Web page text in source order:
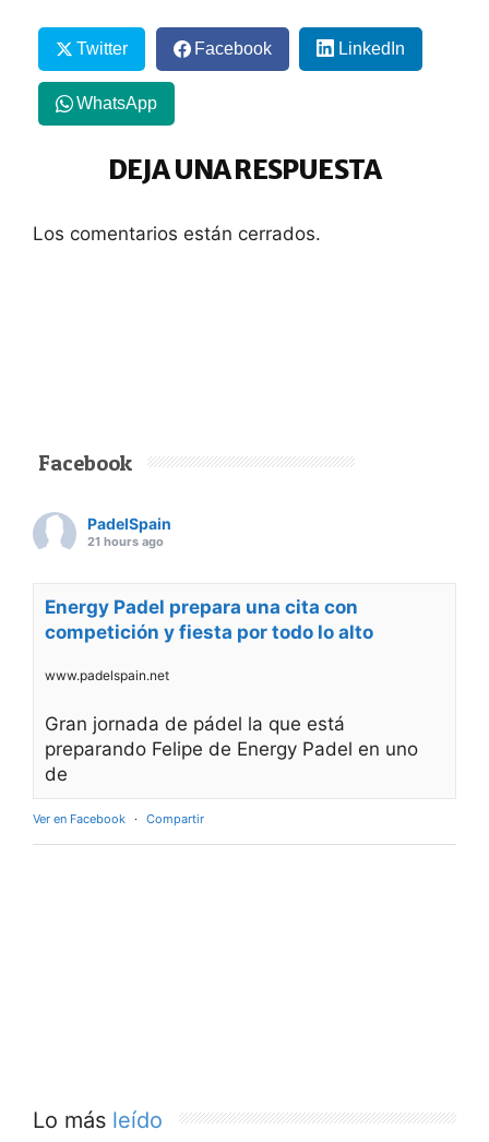
Twitter Facebook LinkedIn
WhatsApp
DEJA UNA RESPUESTA
Los comentarios están cerrados.
Facebook
PadelSpain
21 hours ago
Energy Padel prepara una cita con
competición y fiesta por todo lo alto
www.padelspain.net
Gran jornada de pádel la que está
preparando Felipe de Energy Padel en uno
de
Ver en Facebook · Compartir
Lo más leído